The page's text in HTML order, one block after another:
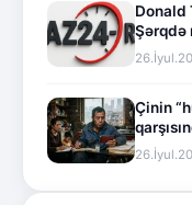
Donald
Şərqdə
Çinin